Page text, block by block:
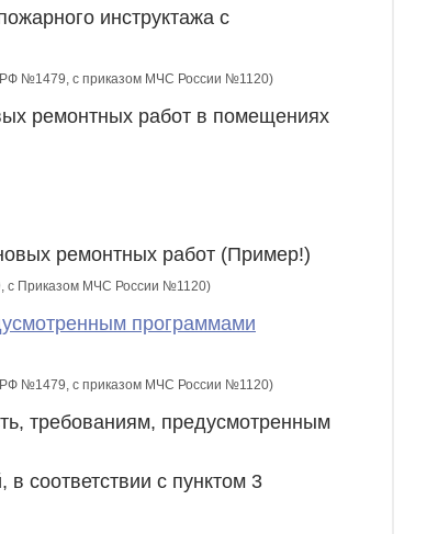
инструктажа с
РФ №1479, с приказом МЧС России №1120)
ремонтных работ в помещениях
ремонтных работ (Пример!)
c Приказом МЧС России №1120)
программами
РФ №1479, с приказом МЧС России №1120)
требованиям, предусмотренным
соответствии с пунктом 3